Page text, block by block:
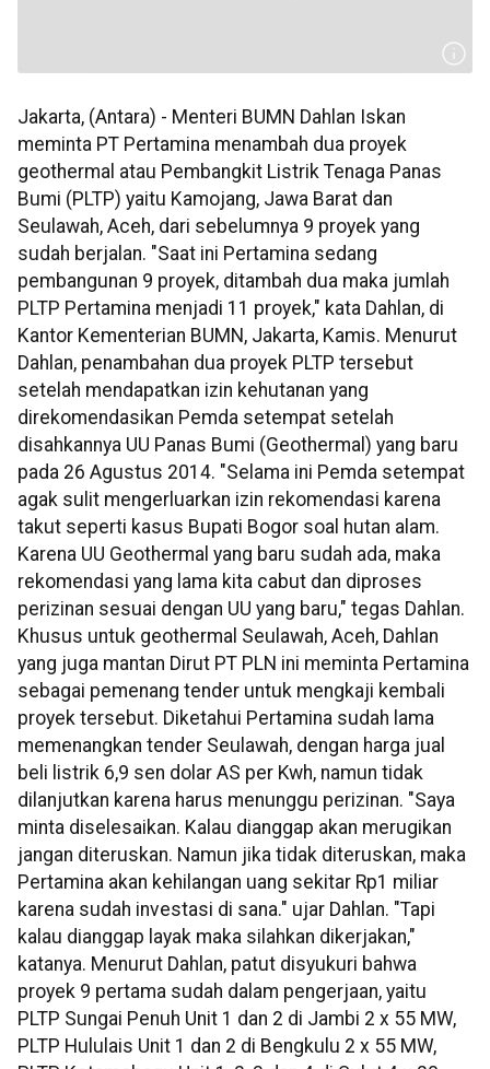
Jakarta, (Antara) - Menteri BUMN Dahlan Iskan
meminta PT Pertamina menambah dua proyek
geothermal atau Pembangkit Listrik Tenaga Panas
Bumi (PLTP) yaitu Kamojang, Jawa Barat dan
Seulawah, Aceh, dari sebelumnya 9 proyek yang
sudah berjalan. "Saat ini Pertamina sedang
pembangunan 9 proyek, ditambah dua maka jumlah
PLTP Pertamina menjadi 11 proyek," kata Dahlan, di
Kantor Kementerian BUMN, Jakarta, Kamis. Menurut
Dahlan, penambahan dua proyek PLTP tersebut
setelah mendapatkan izin kehutanan yang
direkomendasikan Pemda setempat setelah
disahkannya UU Panas Bumi (Geothermal) yang baru
pada 26 Agustus 2014. "Selama ini Pemda setempat
agak sulit mengerluarkan izin rekomendasi karena
takut seperti kasus Bupati Bogor soal hutan alam.
Karena UU Geothermal yang baru sudah ada, maka
rekomendasi yang lama kita cabut dan diproses
perizinan sesuai dengan UU yang baru," tegas Dahlan.
Khusus untuk geothermal Seulawah, Aceh, Dahlan
yang juga mantan Dirut PT PLN ini meminta Pertamina
sebagai pemenang tender untuk mengkaji kembali
proyek tersebut. Diketahui Pertamina sudah lama
memenangkan tender Seulawah, dengan harga jual
beli listrik 6,9 sen dolar AS per Kwh, namun tidak
dilanjutkan karena harus menunggu perizinan. "Saya
minta diselesaikan. Kalau dianggap akan merugikan
jangan diteruskan. Namun jika tidak diteruskan, maka
Pertamina akan kehilangan uang sekitar Rp1 miliar
karena sudah investasi di sana." ujar Dahlan. "Tapi
kalau dianggap layak maka silahkan dikerjakan,"
katanya. Menurut Dahlan, patut disyukuri bahwa
proyek 9 pertama sudah dalam pengerjaan, yaitu
PLTP Sungai Penuh Unit 1 dan 2 di Jambi 2 x 55 MW,
PLTP Hululais Unit 1 dan 2 di Bengkulu 2 x 55 MW,